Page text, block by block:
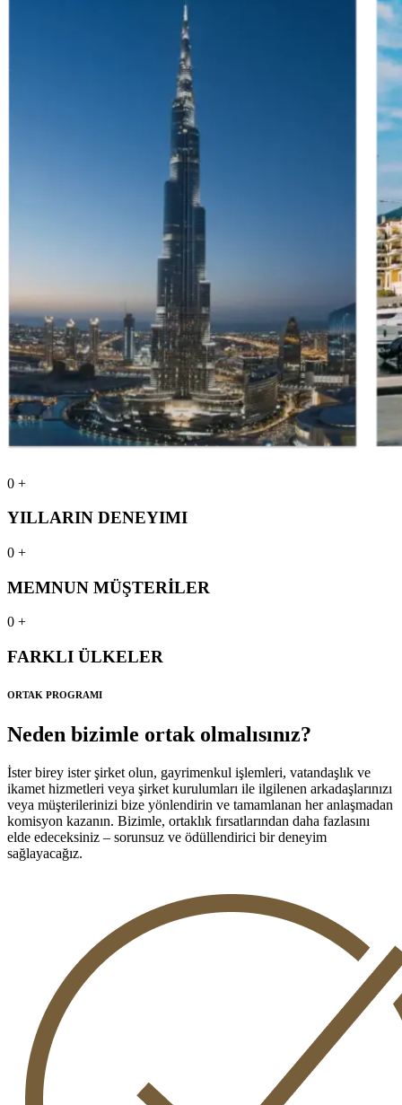
0 +
YILLARIN DENEYIMI
0 +
MEMNUN MÜŞTERİLER
0 +
FARKLI ÜLKELER
ORTAK PROGRAMI
Neden bizimle ortak olmalısınız?
İster birey ister şirket olun, gayrimenkul işlemleri, vatandaşlık ve
ikamet hizmetleri veya şirket kurulumları ile ilgilenen arkadaşlarınızı
veya müşterilerinizi bize yönlendirin ve tamamlanan her anlaşmadan
komisyon kazanın. Bizimle, ortaklık fırsatlarından daha fazlasını
elde edeceksiniz – sorunsuz ve ödüllendirici bir deneyim
sağlayacağız.